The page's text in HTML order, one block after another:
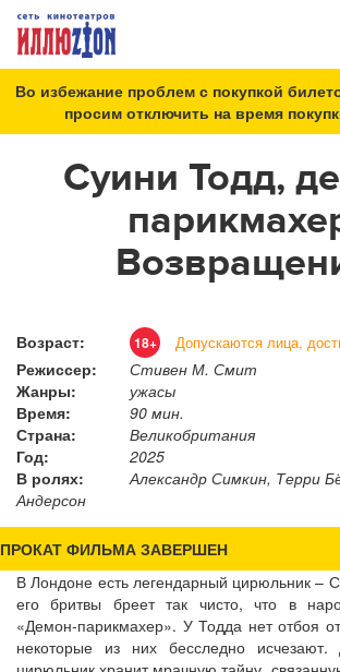
Во избежание проблем с покупкой
просим отключить на время
Суини Тодд,
Возраст: 18+ Допускаются лица,
Режиссер:
Стивен М. Смит
Жанры:
ужасы
Время:
90 мин.
Страна:
Великобритания
Год:
2025
В ролях:
Александр Симкин, Терри
Андерсон
ПРОКАТ ФИЛЬМА ЗАВЕРШЕН
В Лондоне есть легендарный цирюльник –
его бритвы бреет так чисто, что в
«Демон-парикмахер». У Тодда нет отбоя
некоторые из них бесследно